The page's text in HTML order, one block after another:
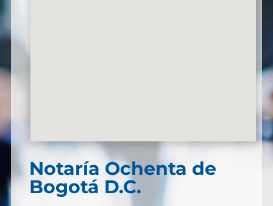
Notaría Ochenta de
Bogotá D.C.